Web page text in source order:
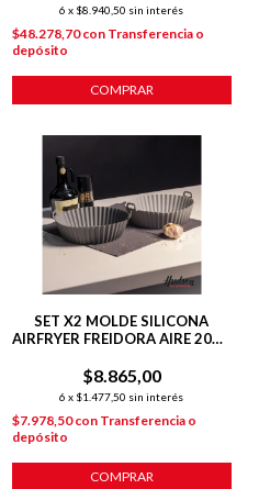
6 x $8.940,50 sin interés
$48.278,70con Transferencia o
depósito
COMPRAR
SET X2 MOLDE SILICONA
AIRFRYER FREIDORA AIRE 20X6
$8.865,00
6 x $1.477,50 sin interés
$7.978,50con Transferencia o
depósito
COMPRAR